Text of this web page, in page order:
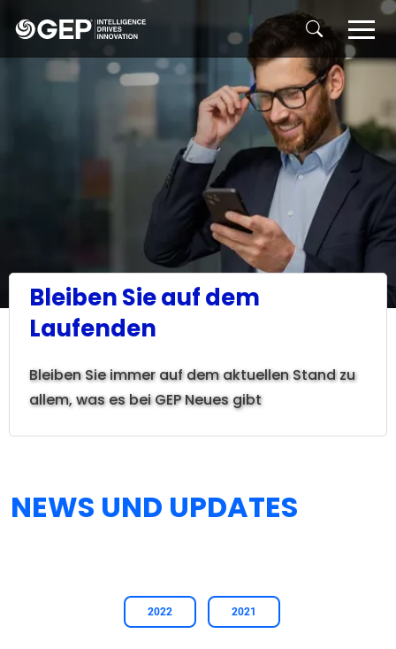
Bleiben Sie auf dem
Laufenden
Bleiben Sie immer auf dem aktuellen Stand zu
allem, was es bei GEP Neues gibt
NEWS UND UPDATES
2022 2021